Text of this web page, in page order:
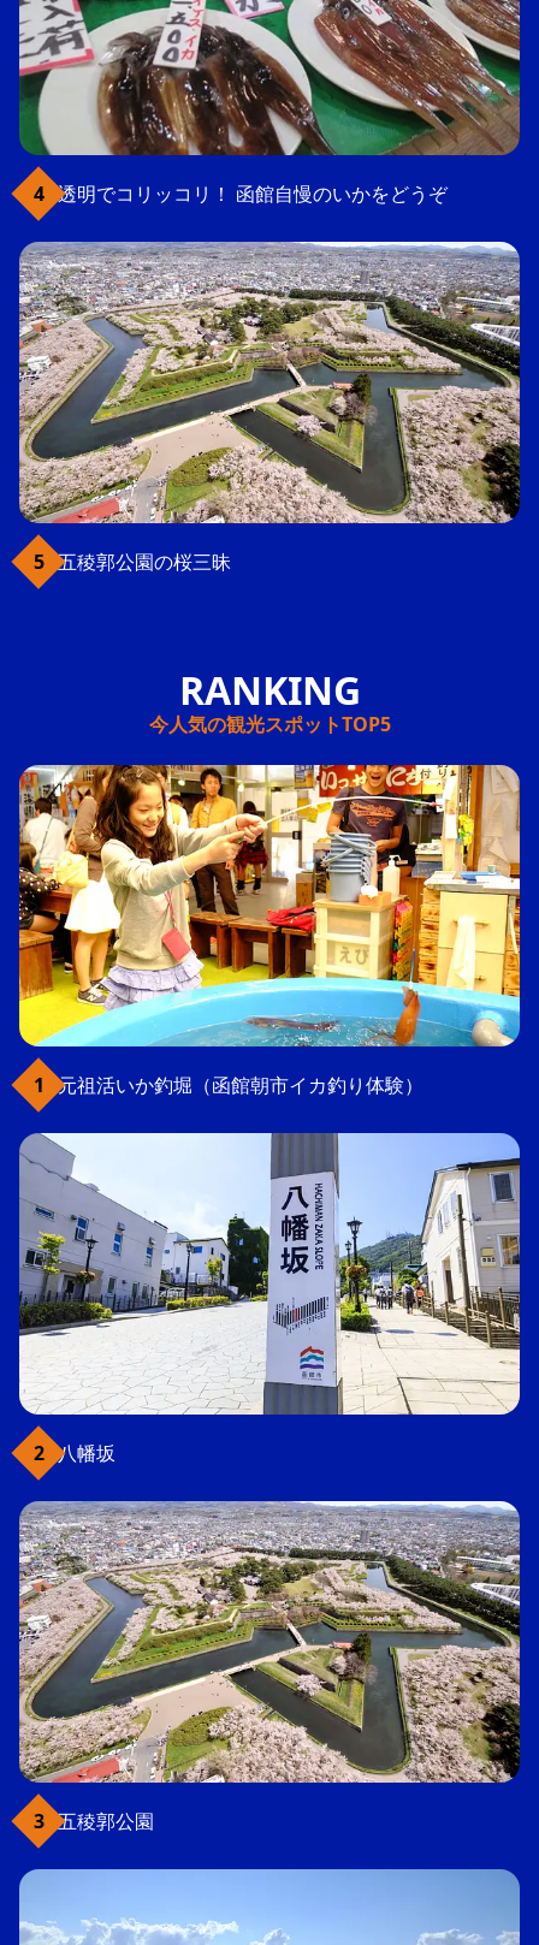
透明でコリッコリ！ 函館自慢のいかをどうぞ
五稜郭公園の桜三昧
今人気の観光スポットTOP5
元祖活いか釣堀（函館朝市イカ釣り体験）
八幡坂
五稜郭公園